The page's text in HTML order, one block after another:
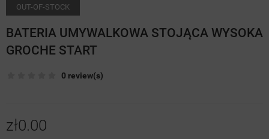
OUT-OF-STOCK
BATERIA UMYWALKOWA STOJĄCA WYSOKA
GROCHE START
0 review(s)
zł0.00